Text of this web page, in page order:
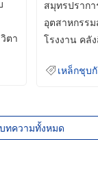
ตา
สมุทรปราก
อุตสาหกรร
โรงงาน คลั
เหล็กชุบ
บทความทั้งหมด